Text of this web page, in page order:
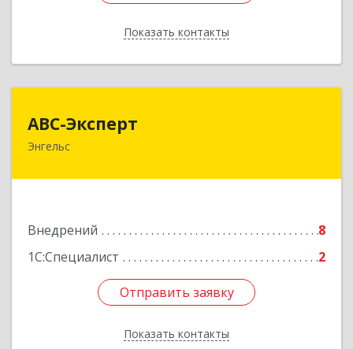
Показать контакты
Назад
АВС-Эксперт
Энгельс
Внедрений
8
1С:Специалист
2
Отправить заявку
Показать контакты
413105, Саратовская обл, Энгельс г, Минская ул,
Отправить заявку
Назад